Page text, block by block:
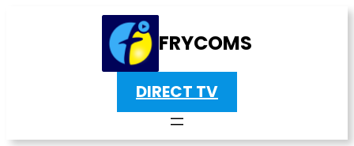
FRYCOMS
DIRECT TV